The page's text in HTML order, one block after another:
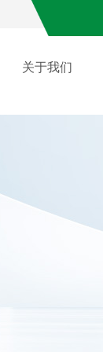
关于我们